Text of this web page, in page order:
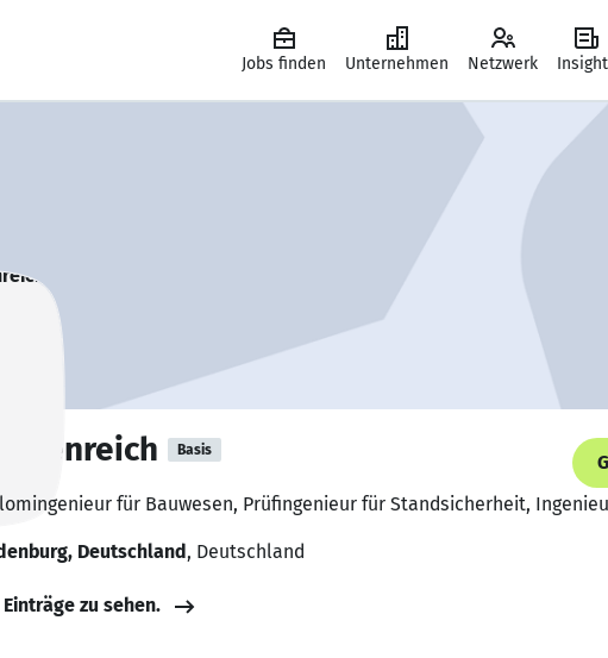
Jobs finden Unternehmen Netzwerk
Basis
für Bauwesen, Prüfingenieur für Standsicherheit,
Deutschland, Deutschland
zu sehen.